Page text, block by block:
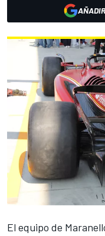
El equipo de